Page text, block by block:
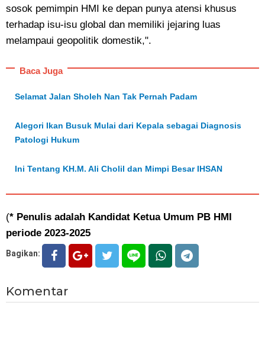
sosok pemimpin HMI ke depan punya atensi khusus
terhadap isu-isu global dan memiliki jejaring luas
melampaui geopolitik domestik,".
Baca Juga
Selamat Jalan Sholeh Nan Tak Pernah Padam
Alegori Ikan Busuk Mulai dari Kepala sebagai Diagnosis
Patologi Hukum
Ini Tentang KH.M. Ali Cholil dan Mimpi Besar IHSAN
(* Penulis adalah Kandidat Ketua Umum PB HMI
periode 2023-2025
Bagikan:
Komentar